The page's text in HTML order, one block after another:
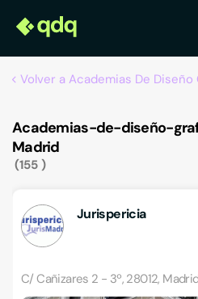
Volver a Academias De
Academias-de-diseño-
Madrid
155
Jurispericia
C/ Cañizares 2 - 3º, 28012,